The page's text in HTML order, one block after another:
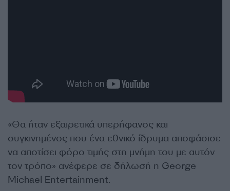
«Θα ήταν εξαιρετικά υπερήφανος και
συγκινημένος που ένα εθνικό ίδρυμα αποφάσισε
να αποτίσει φόρο τιμής στη μνήμη του με αυτόν
τον τρόπο» ανέφερε σε δήλωσή η George
Michael Entertainment.